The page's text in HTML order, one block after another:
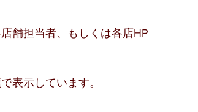
舗担当者、もしくは各店HP
表示しています。